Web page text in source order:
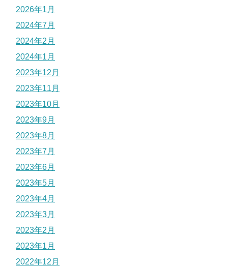
2026年1月
2024年7月
2024年2月
2024年1月
2023年12月
2023年11月
2023年10月
2023年9月
2023年8月
2023年7月
2023年6月
2023年5月
2023年4月
2023年3月
2023年2月
2023年1月
2022年12月